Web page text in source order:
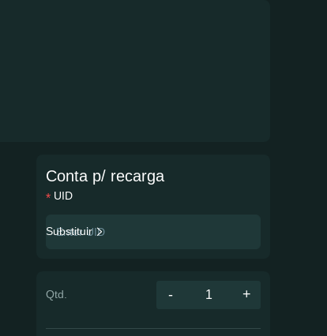
Conta p/ recarga
UID
Substituir
Qtd. - +